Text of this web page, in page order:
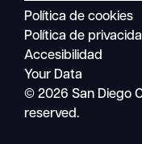
Política de cookies
Política de
Accesibilidad
Your Data
© 2026 San Diego
reserved.